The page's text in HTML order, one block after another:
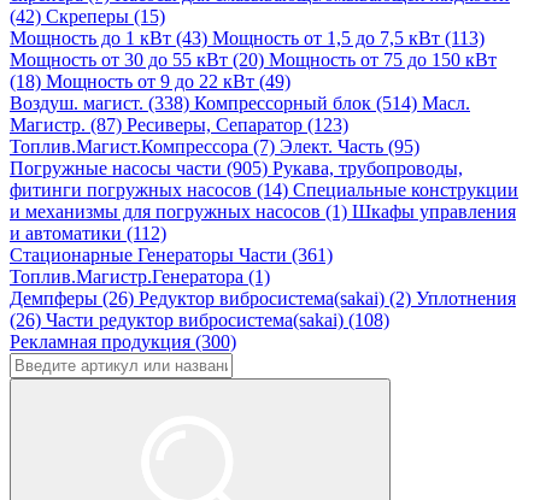
(42) Скреперы (15)
Мощность до 1 кВт (43) Мощность от 1,5 до 7,5 кВт (113)
Мощность от 30 до 55 кВт (20) Мощность от 75 до 150 кВт
(18) Мощность от 9 до 22 кВт (49)
Воздуш. магист. (338) Компрессорный блок (514) Масл.
Магистр. (87) Ресиверы, Сепаратор (123)
Топлив.Магист.Компрессора (7) Элект. Часть (95)
Погружные насосы части (905) Рукава, трубопроводы,
фитинги погружных насосов (14) Специальные конструкции
и механизмы для погружных насосов (1) Шкафы управления
и автоматики (112)
Стационарные Генераторы Части (361)
Топлив.Магистр.Генератора (1)
Демпферы (26) Редуктор вибросистема(sakai) (2) Уплотнения
(26) Части редуктор вибросистема(sakai) (108)
Рекламная продукция (300)